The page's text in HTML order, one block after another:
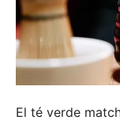
El té verde